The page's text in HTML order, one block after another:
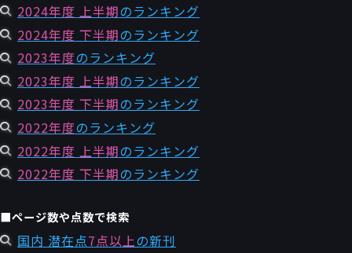
2024年度 上半期のランキング
2024年度 下半期のランキング
2023年度のランキング
2023年度 上半期のランキング
2023年度 下半期のランキング
2022年度のランキング
2022年度 上半期のランキング
2022年度 下半期のランキング
■ページ数や点数で検索
国内 潜在点7点以上の新刊